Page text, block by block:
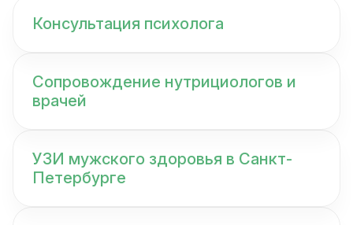
Консультация психолога
Сопровождение нутрициологов и
врачей
УЗИ мужского здоровья в Санкт-
Петербурге